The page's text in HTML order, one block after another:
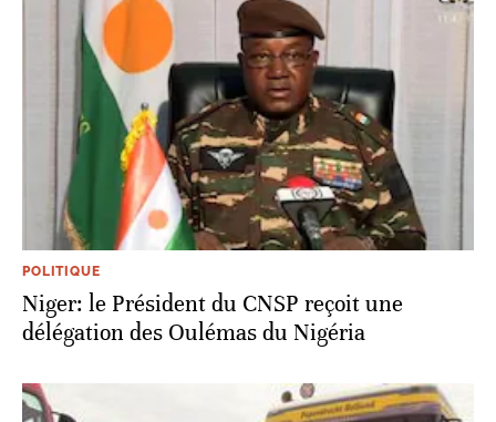
POLITIQUE
Niger: le Président du CNSP reçoit une
délégation des Oulémas du Nigéria